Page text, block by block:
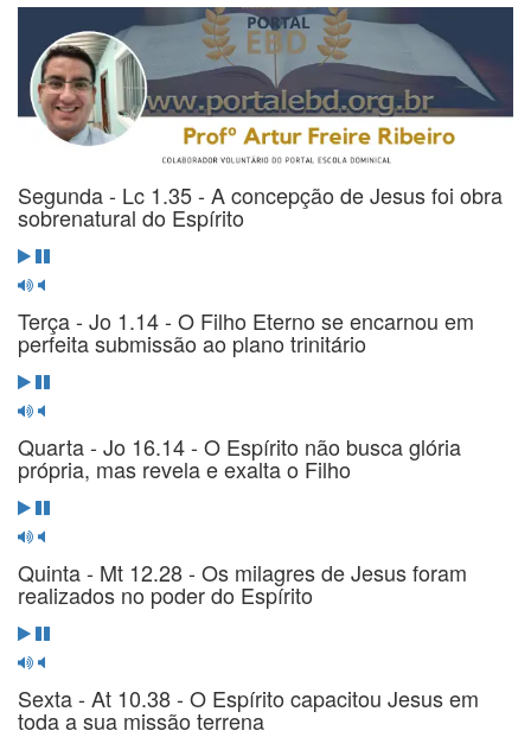
Segunda - Lc 1.35 - A concepção de Jesus foi obra
sobrenatural do Espírito
Terça - Jo 1.14 - O Filho Eterno se encarnou em
perfeita submissão ao plano trinitário
Quarta - Jo 16.14 - O Espírito não busca glória
própria, mas revela e exalta o Filho
Quinta - Mt 12.28 - Os milagres de Jesus foram
realizados no poder do Espírito
Sexta - At 10.38 - O Espírito capacitou Jesus em
toda a sua missão terrena